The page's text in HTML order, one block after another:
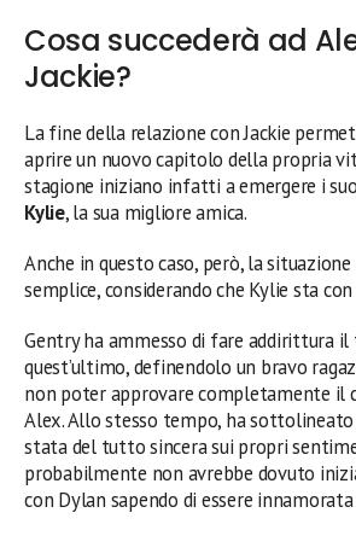
Cosa succederà ad
Jackie?
La fine della relazione con Jackie
aprire un nuovo capitolo della propria
stagione iniziano infatti a emergere i
Kylie, la sua migliore amica.
Anche in questo caso, però, la
semplice, considerando che Kylie sta
Gentry ha ammesso di fare addirittura
quest’ultimo, definendolo un bravo
non poter approvare completamente il
Alex. Allo stesso tempo, ha
stata del tutto sincera sui propri
probabilmente non avrebbe dovuto
con Dylan sapendo di essere